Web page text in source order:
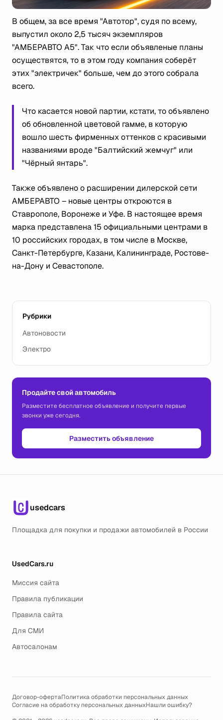
В общем, за все время "Автотор", судя по всему,
выпустил около 2,5 тысяч экземпляров
"АМБЕРАВТО А5". Так что если объявленые планы
осуществятся, то в этом году компания соберёт
этих "электричек" больше, чем до этого собрала
всего.
Что касается новой партии, кстати, то объявлено
об обновленной цветовой гамме, в которую
вошло шесть фирменных оттенков с красивыми
названиями вроде "Балтийский жемчуг" или
"Чёрный янтарь".
Также объявлено о расширении дилерской сети
АМБЕРАВТО – новые центры откроются в
Ставрополе, Воронеже и Уфе. В настоящее время
марка представлена 15 официальными центрами в
10 российских городах, в том числе в Москве,
Санкт-Петербурге, Казани, Калининграде, Ростове-
на-Дону и Севастополе.
Рубрики
Автоновости
Электро
Продайте свой автомобиль
Разместите бесплатное объявление и получите первые
звонки уже сегодня.
Разместить объявление
usedcars
Площадка для покупки и продажи автомобилей в России
UsedCars.ru
Миссия сайта
Правила публикации
Правила сайта
Для СМИ
Автосалонам
Договор-офертаПолитика обработки персональных данных
Согласие на обработку персональных данныхНашли ошибку?